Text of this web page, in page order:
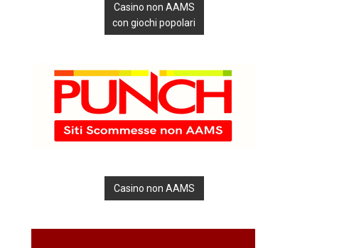
Casino non AAMS
con giochi popolari
Casino non AAMS